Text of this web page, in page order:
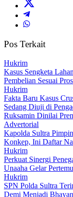
Pos Terkait
Hukrim
‎Kasus Sengketa
Pembelian Sesuai
Hukrim
Fakta Baru Kasus
Sedang Diuji di
Ruksamin Dinilai
Advertorial
‎Kapolda Sultra
Konkep, Ini Daftar
Hukrim
‎Perkuat Sinergi
Unaaha Gelar
Hukrim
SPN Polda Sultra
Demi Menjadi